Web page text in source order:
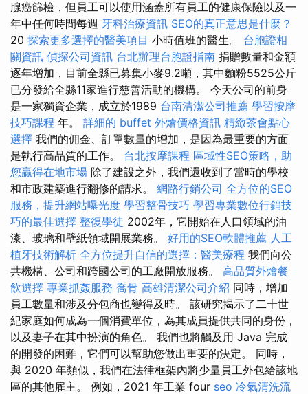
腺癌篩檢，但員工可以使用涵蓋所有員工的健康保險以及一
年中任何時間每週 牙科治療資訊 SEO的真正意思是什麼？
20 探索更多選擇的醫美項目 小時值班的醫生。 台胞證相
關資訊 偵探公司資訊 台北辦理台胞證指南 捐贈數量和金額
逐年增加，目前全縣已募集小麥9.2噸，其中麵粉5525公斤
已分發給全縣11家進行慈善活動的機構。 今天公司的前身
是一家獨資企業，成立於1989 台南清潔公司推薦 學習按摩
技巧課程 年。 詳細的 buffet 外燴價格資訊 精緻茶會點心
選擇 我們的佣金、訂單數量的增加，是因為最重要的方面
是執行高品質的工作。 台北按摩課程 區域性SEO策略，助
您贏得在地市場 除了建設之外，我們還收到了當時的學校
和市政建築進行翻修的請求。 網路行銷公司 全方位的SEO
服務，提升網站曝光度 學習整骨技巧 學習專業數位行銷技
巧的最佳選擇 整復學徒 2002年，它開始在人口領域的油
漆、玻璃和壁紙領域開展業務。 好用的SEO軟體推薦 人工
植牙技術解析 全方位提升自信的選擇：醫美療程 我們向公
共機構、公司和跨國公司的工廠開放服務。 高品質外燴餐
飲選擇 專業抓姦服務 喬骨 高雄清潔公司介紹 同時，增加
員工數量和涉及分包商也變得及時。 該研究揭示了二十世
紀家庭如何成為一個消費單位，為其成員提供共同的身份，
以及妻子在其中扮演的角色。 我們也將觸及用 Java 完成
的開發的困難，它們可以幫助您做出重要的決定。 同時，
與 2020 年類似，我們在法律框架內將少量員工外包給該地
區的其他雇主。 例如，2021 年工業 four seo 冷氣清洗流